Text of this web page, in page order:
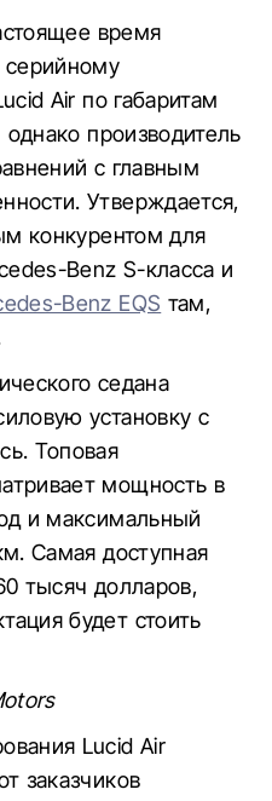
время
серийному
Air по габаритам
производитель
с главным
Утверждается,
конкурентом для
Benz S-класса и
Benz EQS там,
седана
установку с
Топовая
мощность в
и максимальный
Самая доступная
тысяч долларов,
будет стоить
Lucid Air
заказчиков